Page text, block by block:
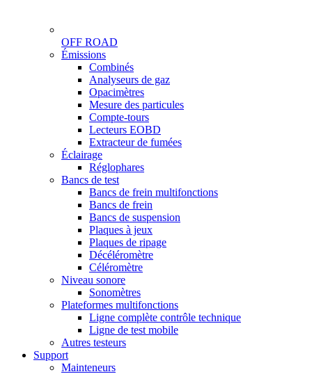
OFF ROAD
Menu Émissions
Combinés
Analyseurs de gaz
Opacimètres
Mesure des particules
Compte-tours
Lecteurs EOBD
Extracteur de fumées
Éclairage
Réglophares
Bancs de test
Bancs de frein multifonctions
Bancs de frein
Bancs de suspension
Plaques à jeux
Plaques de ripage
Décéléromètre
Céléromètre
Niveau sonore
Sonomètres
Plateformes multifonctions
Ligne complète contrôle technique
Ligne de test mobile
Autres testeurs
Support
Mainteneurs